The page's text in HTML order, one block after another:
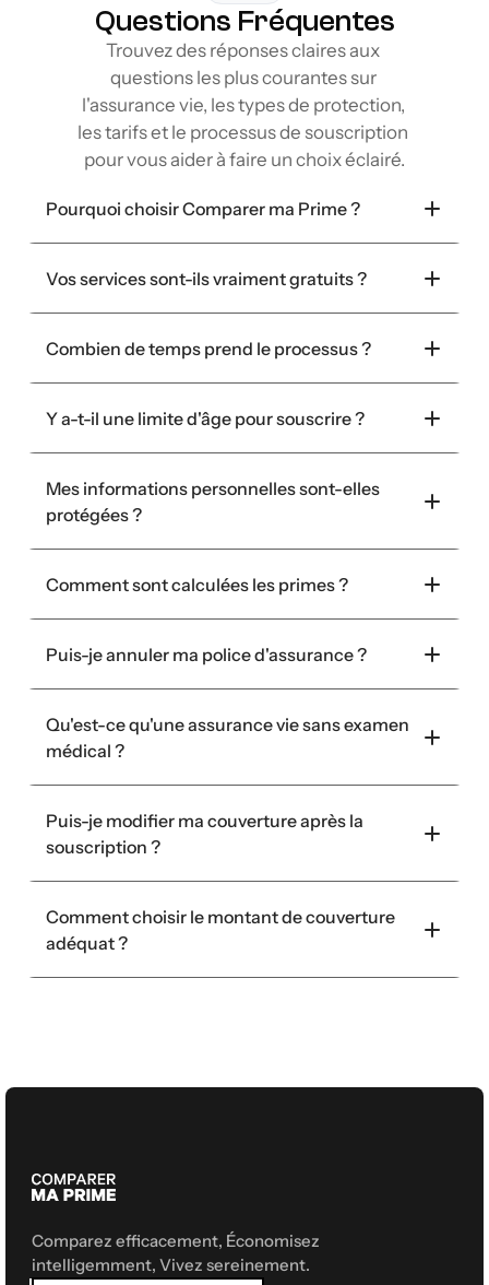
Questions Fréquentes
Trouvez des réponses claires aux
questions les plus courantes sur
l'assurance vie, les types de protection,
les tarifs et le processus de souscription
pour vous aider à faire un choix éclairé.
Pourquoi choisir Comparer ma Prime ?
Vos services sont-ils vraiment gratuits ?
Combien de temps prend le processus ?
Y a-t-il une limite d'âge pour souscrire ?
Mes informations personnelles sont-elles
protégées ?
Comment sont calculées les primes ?
Puis-je annuler ma police d'assurance ?
Qu'est-ce qu'une assurance vie sans examen
médical ?
Puis-je modifier ma couverture après la
souscription ?
Comment choisir le montant de couverture
adéquat ?
Comparez efficacement, Économisez
intelligemment, Vivez sereinement.